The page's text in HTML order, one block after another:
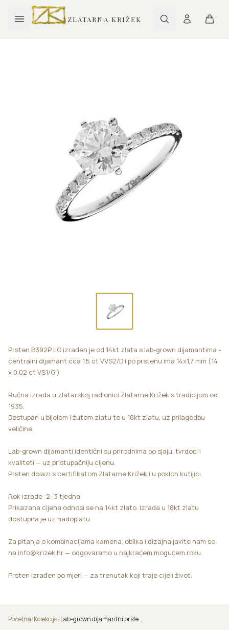
ZLATARNA KRIŽEK
Prsten B392P LG izrađen je od 14kt zlata s lab-grown dijamantima -
centralni dijamant cca 1,5 ct VVS2/D i po prstenu ima 14x1,7 mm (14
x 0,02 ct VS1/G )
Ručna izrada u zlatarskoj radionici Zlatarne Križek s tradicijom od
1935.
Dostupan u bijelom i žutom zlatu te u 18kt zlatu, uz prilagodbu
veličine.
Lab-grown dijamanti identični su prirodnima po sjaju, tvrdoći i
kvaliteti — uz pristupačniju cijenu.
Prsten dolazi s certifikatom Zlatarne Križek i u poklon kutijici.
Rok izrade: 2–3 tjedna
Prikazana cijena odnosi se na 14kt zlato. Izrada u 18kt zlatu
dostupna je uz nadoplatu.
Za pitanja o kombinacijama kamena, oblika i dizajna javite nam se
na info@krizek.hr — odgovaramo u najkraćem mogućem roku.
Prsten izrađen po mjeri — za trenutak koji traje cijeli život.
Početna/Kolekcija/ Lab-grown dijamantni prsten s B392P LG